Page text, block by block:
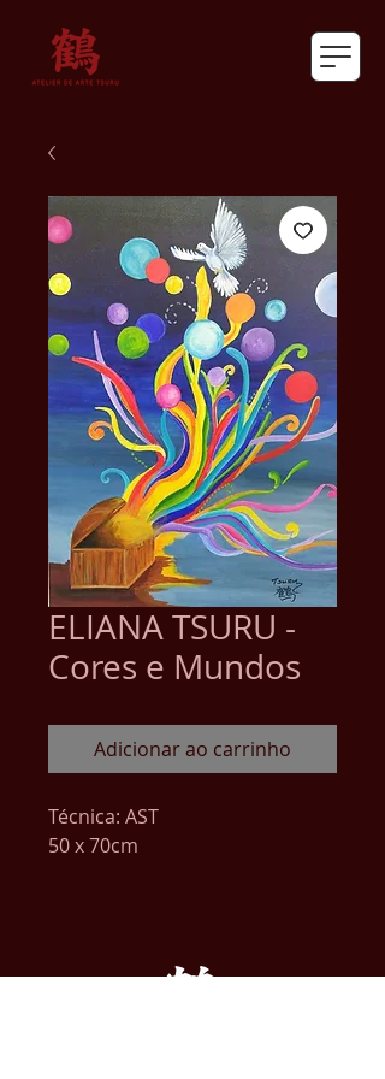
ELIANA TSURU -
Cores e Mundos
Adicionar ao carrinho
Técnica: AST
50 x 70cm